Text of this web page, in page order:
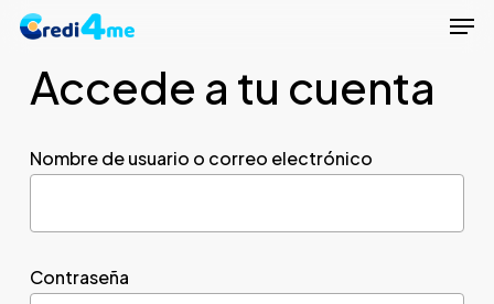
Skip
mainAccede a tu cuenta
Nombre de usuario o correo electrónico
Contraseña